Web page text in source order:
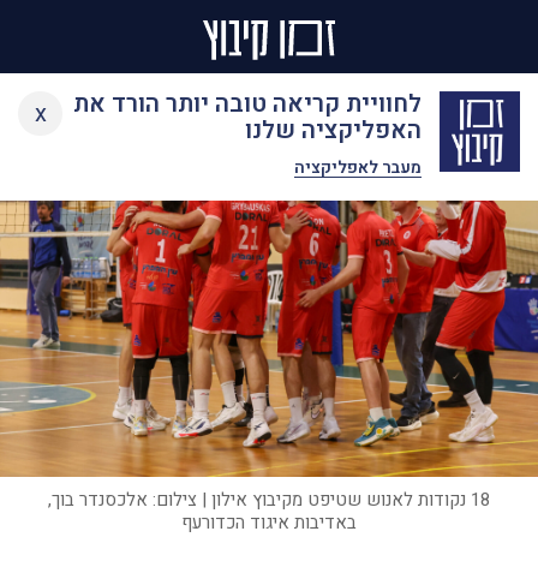
לחוויית קריאה טובה יותר הורד את
האפליקציה שלנו
מעבר לאפליקציה
x
Skip
content
18 נקודות לאנוש שטיפט מקיבוץ אילון | צילום: אלכסנדר בוך,
באדיבות איגוד הכדורעף